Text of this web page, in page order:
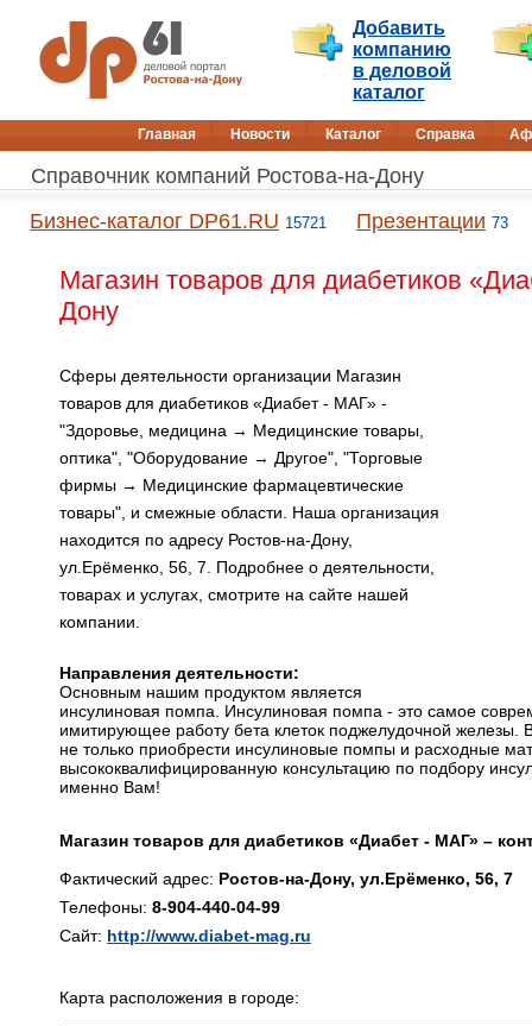
Добавить
компанию
в деловой
каталог
Главная Новости Каталог Справка
Справочник компаний Ростова-на-Дону
Бизнес-каталог DP61.RU 15721 Презентации 73
Магазин товаров для диабетиков
Дону
Сферы деятельности организации Магазин
товаров для диабетиков «Диабет - МАГ» -
"Здоровье, медицина → Медицинские товары,
оптика", "Оборудование → Другое", "Торговые
фирмы → Медицинские фармацевтические
товары", и смежные области. Наша организация
находится по адресу Ростов-на-Дону,
ул.Ерёменко, 56, 7. Подробнее о деятельности,
товарах и услугах, смотрите на сайте нашей
компании.
Направления деятельности:
Основным нашим продуктом является
инсулиновая помпа. Инсулиновая помпа - это самое
имитирующее работу бета клеток поджелудочной
не только приобрести инсулиновые помпы и расходные
высококвалифицированную консультацию по подбору
именно Вам!
Магазин товаров для диабетиков «Диабет - МАГ» –
Фактический адрес: Ростов-на-Дону, ул.Ерёменко, 56, 7
Телефоны: 8-904-440-04-99
Сайт: http://www.diabet-mag.ru
Карта расположения в городе: